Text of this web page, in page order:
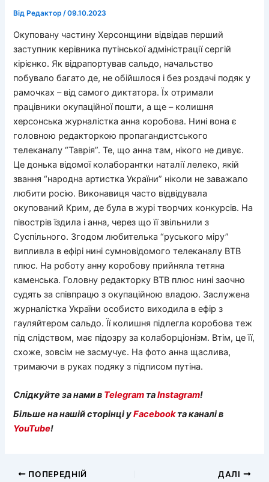
Від Редактор/09.10.2023
Окуповану частину Херсонщини відвідав перший
заступник керівника путінської адміністрації сергій
кірієнко. Як відрапортував сальдо, начальство
побувало багато де, не обійшлося і без роздачі подяк у
рамочках – від самого диктатора. Їх отримали
працівники окупаційної пошти, а ще – колишня
херсонська журналістка анна коробова. Нині вона є
головною редакторкою пропагандистського
телеканалу “Таврія”. Те, що анна там, нікого не дивує.
Це донька відомої колаборантки наталії лелеко, якій
звання “народна артистка України” ніколи не заважало
любити росію. Виконавиця часто відвідувала
окупований Крим, де була в журі творчих конкурсів. На
півострів їздила і анна, через що її звільнили з
Суспільного. Згодом любителька “руського міру”
випливла в ефірі нині сумновідомого телеканалу ВТВ
плюс. На роботу анну коробову прийняла тетяна
каменська. Головну редакторку ВТВ плюс нині заочно
судять за співпрацю з окупаційною владою. Заслужена
журналістка України особисто виходила в ефір з
гауляйтером сальдо. Її колишня підлегла коробова теж
під слідством, має підозру за колаборціонізм. Втім, це її,
схоже, зовсім не засмучує. На фото анна щаслива,
тримаючи в руках подяку з підписом путіна.
Слідкуйте за нами в Telegram таInstagram!
Більше на нашій сторінці уFacebookта каналі в
YouTube!
ПОПЕРЕДНІЙ ДАЛІ